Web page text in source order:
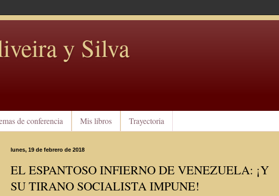
y Silva
de conferencia Mis libros Trayectoria
lunes, 19 de febrero de 2018
EL ESPANTOSO INFIERNO DE VENEZUELA: ¡Y
SU TIRANO SOCIALISTA IMPUNE!